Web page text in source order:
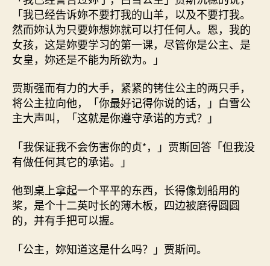
「我已经告诉妳不要打我的山羊，以及不要打我。
然而妳认为只要妳想妳就可以打任何人。恩，我的
女孩，这是妳要学习的第一课，尽管你是公主、是
女皇，妳还是不能为所欲为。」
贾斯强而有力的大手，紧紧的铐住公主的两只手，
将公主拉向他，「你最好记得你说的话，」白雪公
主大声叫，「这就是你遵守承诺的方式？」
「我保证我不会伤害你的贞*，」贾斯回答「但我没
有做任何其它的承诺。」
他到桌上拿起一个平平的东西，长得像划船用的
桨，是个十二英吋长的薄木板，四边被磨得圆圆
的，并有手把可以握。
「公主，妳知道这是什么吗？」贾斯问。